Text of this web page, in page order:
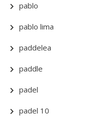
pablo
pablo lima
paddelea
paddle
padel
padel 10